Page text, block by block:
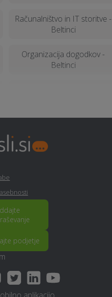
Računalništvo in IT storitve -
Beltinci
Organizacija dogodkov -
Beltinci
Video produkcija - Beltinci
Glasbena šola - Beltinci
Zidarske storitve - Beltinci
podjetje
aplikacijo